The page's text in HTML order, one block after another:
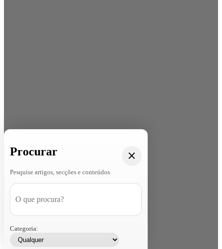
Procurar
Pesquise artigos, secções e conteúdos
Categoria: